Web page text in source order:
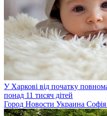
У Харкові від початку
понад 11 тисяч дітей
Город Новости Украина